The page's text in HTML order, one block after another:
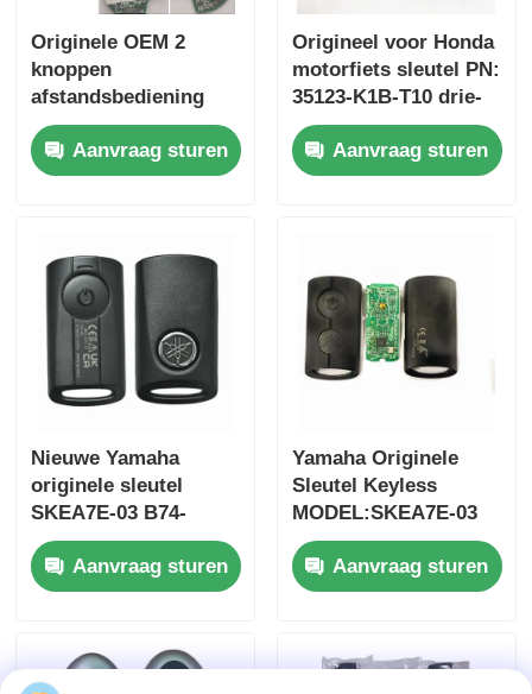
Thuis
Videos
Originele OEM 2
knoppen
afstandsbediening
433.87mhz FSK voor
Su-zuki Jim-ny 2005-
2017 Zonder chip
groothandel MOQ
50pcs
Aanvraag sturen
Origineel voor Honda
motorfiets sleutel PN:
35123-K1B-T10 drie-
knop FSK433.92MHz
ID47chip
afstandsbediening
Aanvraag sturen
Nieuwe Yamaha
originele sleutel
SKEA7E-03 B74-
H6261-02 662F-
SKEA7D03
Aanvraag sturen
Yamaha Originele
Sleutel Keyless
MODEL:SKEA7E-03
Voor Yamaha Smart
Remote Key B74-
H6261-02/662F-
Aanvraag sturen